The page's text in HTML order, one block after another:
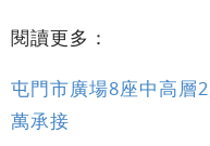
閱讀更多：
屯門市廣場8座中高層
萬承接